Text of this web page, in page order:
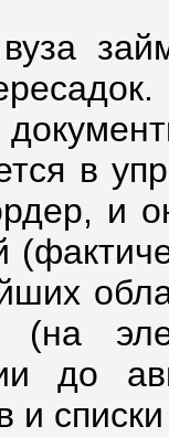
в
и
(на
до
и